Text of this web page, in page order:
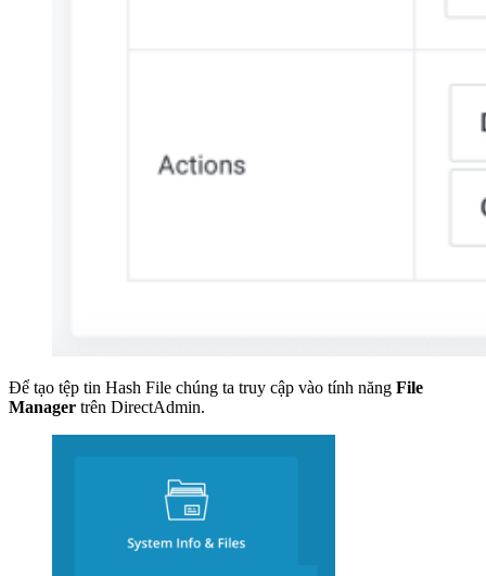
Để tạo tệp tin Hash File chúng ta truy cập vào tính năng File
Manager trên DirectAdmin.